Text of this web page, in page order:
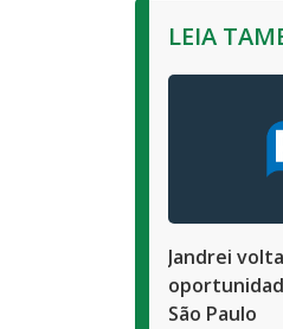
LEIA
Jandrei
São Paulo